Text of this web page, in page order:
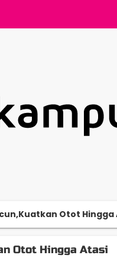
Otot
Otot Hingga Atasi